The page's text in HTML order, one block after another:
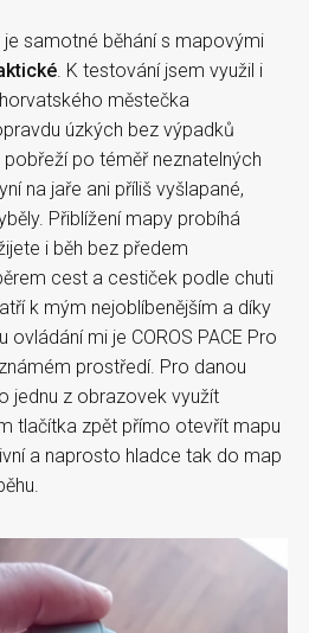
samotné běhání s mapovými
. K testování jsem využil i
městečka
úzkých bez výpadků
po téměř neznatelných
na jaře ani příliš vyšlapané,
Přiblížení mapy probíhá
i běh bez předem
cest a cestiček podle chuti
k mým nejoblíbenějším a díky
mi je COROS PACE Pro
prostředí. Pro danou
jednu z obrazovek využít
tlačítka zpět přímo otevřít mapu
a naprosto hladce tak do map